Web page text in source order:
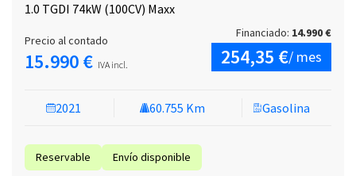
1.0 TGDI 74kW (100CV) Maxx
2021 60.755 Km Gasolina
Reservable
Envío disponible
Precio al contado
15.990 € IVA incl.
Financiado: 14.990 €
254,35 €/ mes